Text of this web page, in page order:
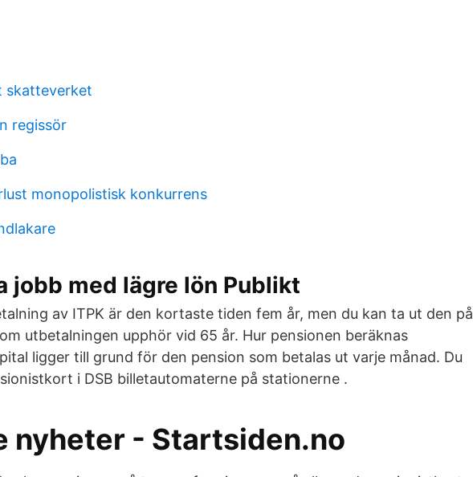
skatteverket
regissör
monopolistisk konkurrens
jobb med lägre lön Publikt
av ITPK är den kortaste tiden fem år, men du kan ta ut den på
utbetalningen upphör vid 65 år. Hur pensionen beräknas
ligger till grund för den pension som betalas ut varje månad. Du
i DSB billetautomaterne på stationerne .
nyheter - Startsiden.no